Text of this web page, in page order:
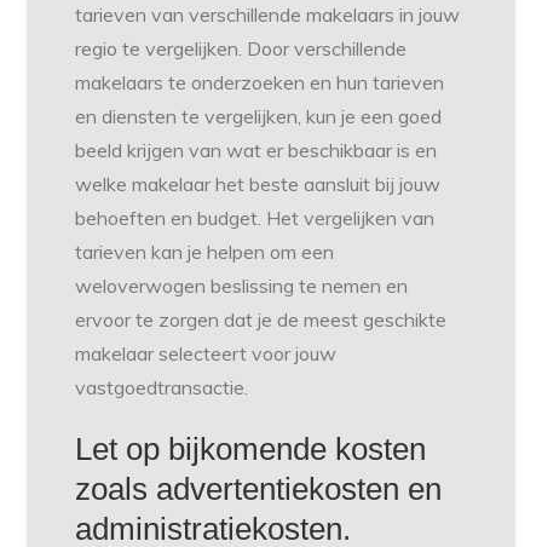
tarieven van verschillende makelaars in jouw
regio te vergelijken. Door verschillende
makelaars te onderzoeken en hun tarieven
en diensten te vergelijken, kun je een goed
beeld krijgen van wat er beschikbaar is en
welke makelaar het beste aansluit bij jouw
behoeften en budget. Het vergelijken van
tarieven kan je helpen om een
weloverwogen beslissing te nemen en
ervoor te zorgen dat je de meest geschikte
makelaar selecteert voor jouw
vastgoedtransactie.
Let op bijkomende kosten
zoals advertentiekosten en
administratiekosten.